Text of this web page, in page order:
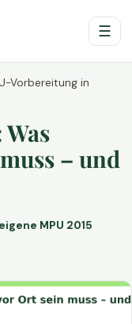
☰
Vorbereitung in
– und
MPU 2015